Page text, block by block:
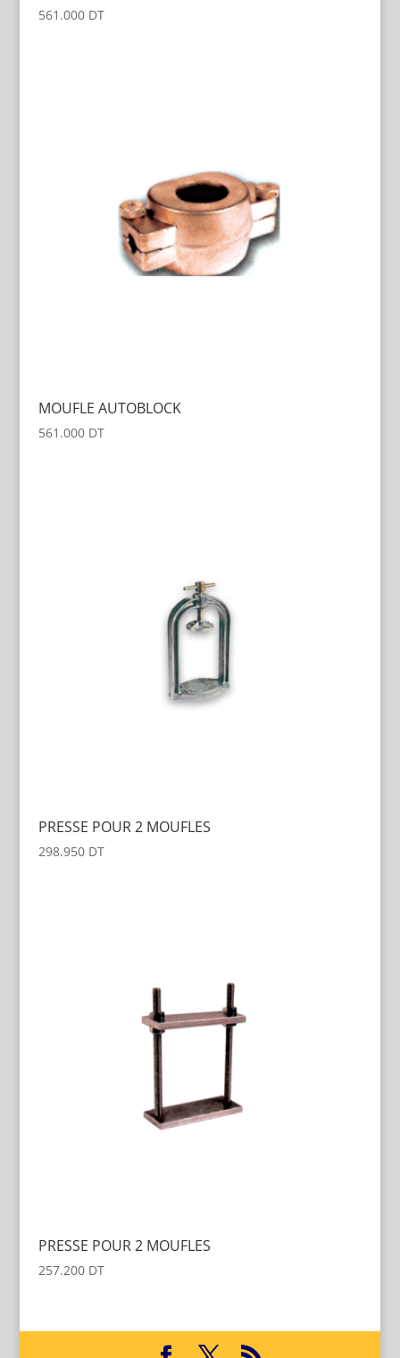
561.000DT
MOUFLE AUTOBLOCK
561.000DT
PRESSE POUR 2 MOUFLES
298.950DT
PRESSE POUR 2 MOUFLES
257.200DT